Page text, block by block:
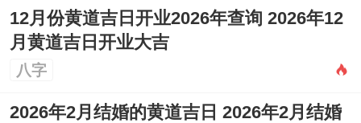
匾、移徙、上梁、栽种、纳畜。
忌:伐木、安葬、安床、祭祀、祈福。
吉时：凌晨1-3点（丑时）、上午7-9点（辰
12月份黄道吉日开业2026年查询 2026年12
月黄道吉日开业大吉
八字
2026年2月结婚的黄道吉日 2026年2月结婚